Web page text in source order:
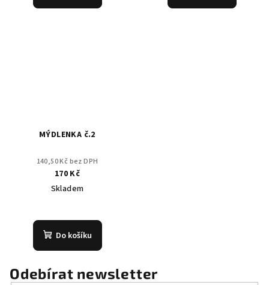
MÝDLENKA č.2
140,50 Kč bez DPH
170 Kč
Skladem
Do košíku
Odebírat newsletter